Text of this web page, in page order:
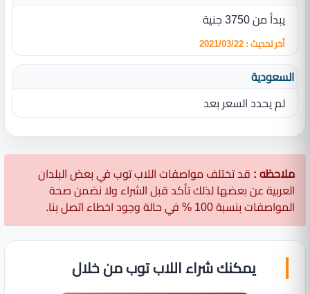
يبدأ من 3750 جنية
أخر تحديث : 2021/03/22
السعودية
لم يحدد السعر بعد
ملاحظه : قد تختلف مواصفات اللاب توب في بعض البلدان
العربية عن بعضها لذلك تأكد قبل الشراء ولا نضمن صحة
المواصفات بنسبة 100 % في حالة وجود اخطاء اتصل بنا.
يمكنك شراء اللاب توب من خلال